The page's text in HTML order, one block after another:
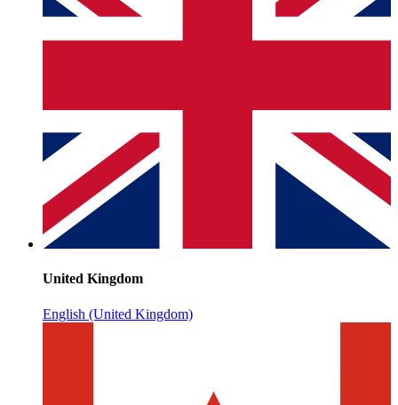
United Kingdom
English (United Kingdom)